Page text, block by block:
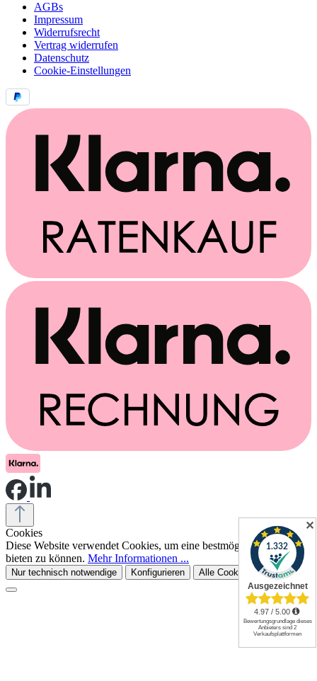
AGBs
Impressum
Widerrufsrecht
Vertrag widerrufen
Datenschutz
Cookie-Einstellungen
Cookies
Diese Website verwendet Cookies, um eine bestmögliche Erfahrung
bieten zu können. Mehr Informationen ...
Nur technisch notwendige Konfigurieren Alle Cookies akzeptieren
✕